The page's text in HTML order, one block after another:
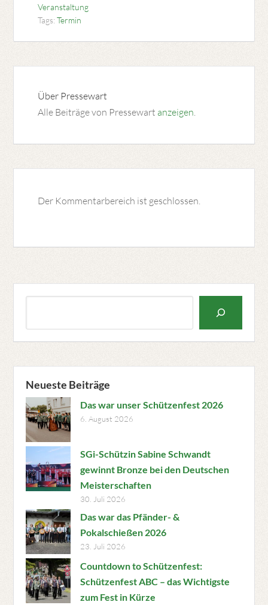
Veranstaltung
Tags:Termin
Über Pressewart
Alle Beiträge von Pressewart anzeigen
Der Kommentarbereich ist geschlossen.
Neueste Beiträge
Das war unser Schützenfest 2026
6. August 2026
SGi-Schützin Sabine Schwandt
gewinnt Bronze bei den Deutschen
Meisterschaften
30. Juli 2026
Das war das Pfänder- &
Pokalschießen 2026
23. Juli 2026
Countdown to Schützenfest:
Schützenfest ABC – das Wichtigste
zum Fest in Kürze